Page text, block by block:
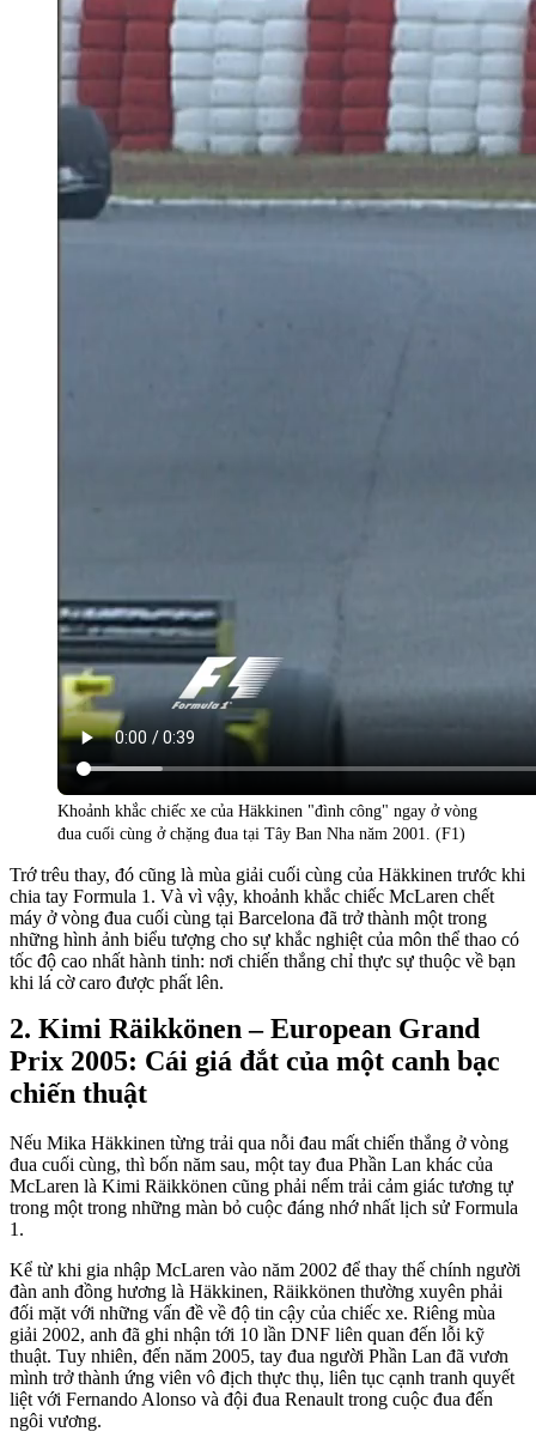
Khoảnh khắc chiếc xe của Häkkinen "đình công" ngay ở vòng
đua cuối cùng ở chặng đua tại Tây Ban Nha năm 2001. (F1)
Trớ trêu thay, đó cũng là mùa giải cuối cùng của Häkkinen trước khi
chia tay Formula 1. Và vì vậy, khoảnh khắc chiếc McLaren chết
máy ở vòng đua cuối cùng tại Barcelona đã trở thành một trong
những hình ảnh biểu tượng cho sự khắc nghiệt của môn thể thao có
tốc độ cao nhất hành tinh: nơi chiến thắng chỉ thực sự thuộc về bạn
khi lá cờ caro được phất lên.
Kimi Räikkönen – European Grand
Prix 2005: Cái giá đắt của một canh bạc
chiến thuật
Nếu Mika Häkkinen từng trải qua nỗi đau mất chiến thắng ở vòng
đua cuối cùng, thì bốn năm sau, một tay đua Phần Lan khác của
McLaren là Kimi Räikkönen cũng phải nếm trải cảm giác tương tự
trong một trong những màn bỏ cuộc đáng nhớ nhất lịch sử Formula
1.
Kể từ khi gia nhập McLaren vào năm 2002 để thay thế chính người
đàn anh đồng hương là Häkkinen, Räikkönen thường xuyên phải
đối mặt với những vấn đề về độ tin cậy của chiếc xe. Riêng mùa
giải 2002, anh đã ghi nhận tới 10 lần DNF liên quan đến lỗi kỹ
thuật. Tuy nhiên, đến năm 2005, tay đua người Phần Lan đã vươn
mình trở thành ứng viên vô địch thực thụ, liên tục cạnh tranh quyết
liệt với Fernando Alonso và đội đua Renault trong cuộc đua đến
ngôi vương.